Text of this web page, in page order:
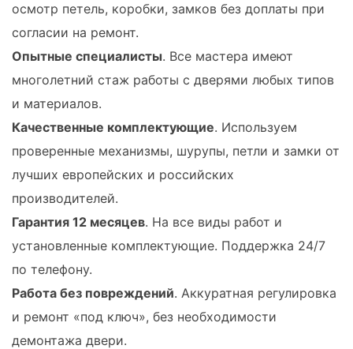
осмотр петель, коробки, замков без доплаты при
согласии на ремонт.
Опытные специалисты. Все мастера имеют
многолетний стаж работы с дверями любых типов
и материалов.
Качественные комплектующие. Используем
проверенные механизмы, шурупы, петли и замки от
лучших европейских и российских
производителей.
Гарантия 12 месяцев. На все виды работ и
установленные комплектующие. Поддержка 24/7
по телефону.
Работа без повреждений. Аккуратная регулировка
и ремонт «под ключ», без необходимости
демонтажа двери.